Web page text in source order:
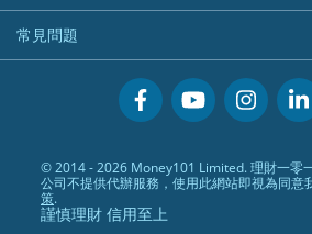
行動支付優惠
旅遊訂房優惠
小額借款
循環貸款
汽機車貸款比較
信用貸款銀行列表
債務整合
24小時內入帳貸款
訂閱電子報
媒體聯絡
關於我們
專欄文章
常見問題
活動禮贈品兌換相關
會員相關常見問題
金融商品常見問題
© 2014 - 2026 Money101 Limited. 理財一零
公司不提供代辦服務，使用此網站即視為同意
策.
謹慎理財 信用至上